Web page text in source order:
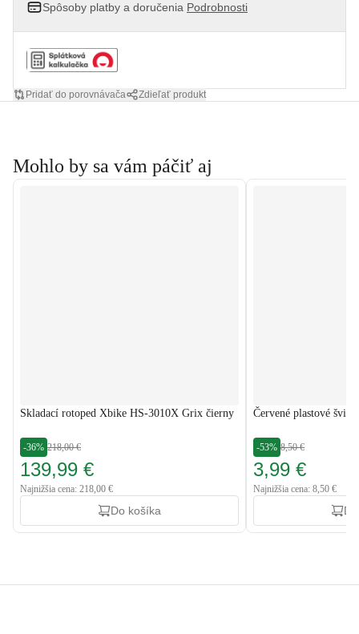
Spôsoby platby a doručenia Podrobnosti
Pridať do porovnávača Zdieľať produkt
Mohlo by sa vám páčiť aj
Skladací rotoped Xbike HS-3010X Grix čierny
-36% 218,00 €
139,99 €
Najnižšia cena: 218,00 €
Do košíka
Červené plastové
-53% 8,50 €
3,99 €
Najnižšia cena: 8,50 €